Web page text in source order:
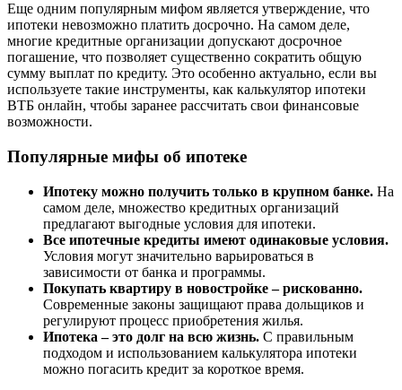
Еще одним популярным мифом является утверждение, что
ипотеки невозможно платить досрочно. На самом деле,
многие кредитные организации допускают досрочное
погашение, что позволяет существенно сократить общую
сумму выплат по кредиту. Это особенно актуально, если вы
используете такие инструменты, как калькулятор ипотеки
ВТБ онлайн, чтобы заранее рассчитать свои финансовые
возможности.
Популярные мифы об ипотеке
Ипотеку можно получить только в крупном банке. На
самом деле, множество кредитных организаций
предлагают выгодные условия для ипотеки.
Все ипотечные кредиты имеют одинаковые условия.
Условия могут значительно варьироваться в
зависимости от банка и программы.
Покупать квартиру в новостройке – рискованно.
Современные законы защищают права дольщиков и
регулируют процесс приобретения жилья.
Ипотека – это долг на всю жизнь. С правильным
подходом и использованием калькулятора ипотеки
можно погасить кредит за короткое время.